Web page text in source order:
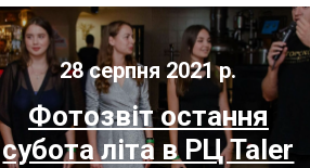
28 серпня 2021 р.
Фотозвіт остання
субота літа в РЦ Taler